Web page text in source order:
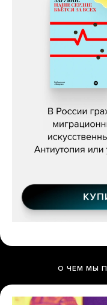
Константин
О ЧЕМ МЫ